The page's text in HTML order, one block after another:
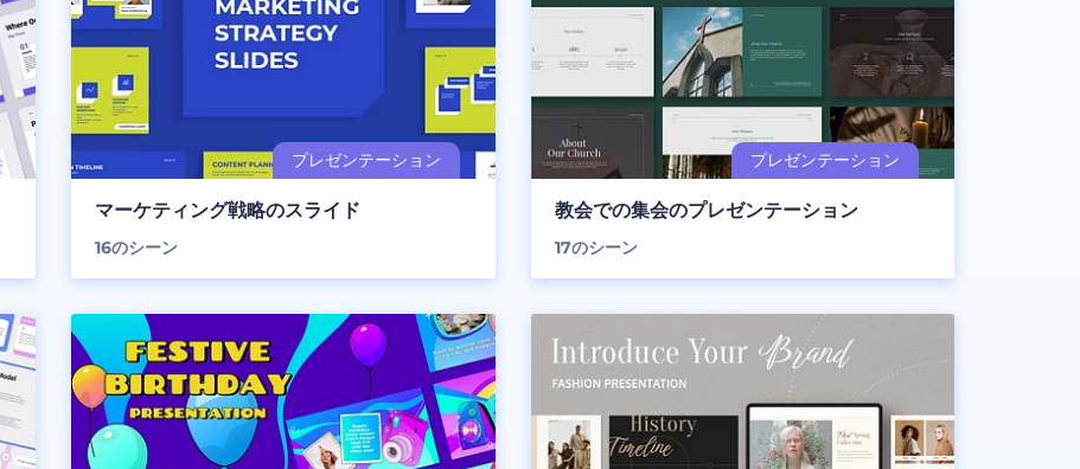
マーケティング戦略のスライド
16のシーン
教会での集会のプレゼンテーション
17のシーン